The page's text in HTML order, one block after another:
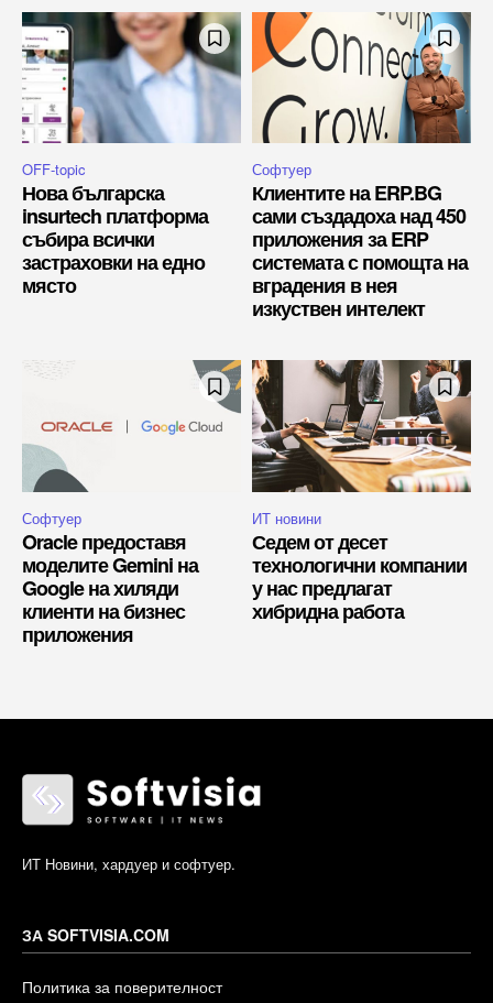
OFF-topic
Нова българска
insurtech платформа
събира всички
застраховки на едно
място
Софтуер
Клиентите на ERP.BG
сами създадоха над 450
приложения за ERP
системата с помощта на
вградения в нея
изкуствен интелект
Софтуер
Oracle предоставя
моделите Gemini на
Google на хиляди
клиенти на бизнес
приложения
ИТ новини
Седем от десет
технологични компании
у нас предлагат
хибридна работа
ИТ Новини, хардуер и софтуер.
ЗА SOFTVISIA.COM
Политика за поверителност